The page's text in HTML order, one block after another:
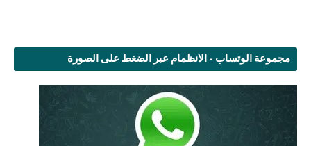
مجموعة الوتساب - الانظمام عبر الضغط على الصورة